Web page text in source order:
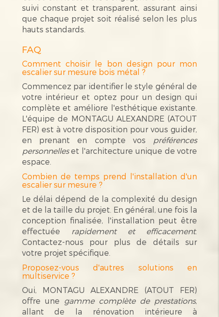
suivi constant et transparent, assurant ainsi
que chaque projet soit réalisé selon les plus
hauts standards.
FAQ
Comment choisir le bon design pour mon
escalier sur mesure bois métal ?
Commencez par identifier le style général de
votre intérieur et optez pour un design qui
complète et améliore l'esthétique existante.
L'équipe de MONTAGU ALEXANDRE (ATOUT
FER) est à votre disposition pour vous guider,
en prenant en compte vos préférences
personnelleset l'architecture unique de votre
espace.
Combien de temps prend l'installation d'un
escalier sur mesure ?
Le délai dépend de la complexité du design
et de la taille du projet. En général, une fois la
conception finalisée, l'installation peut être
effectuée
rapidement et efficacement.
Contactez-nous pour plus de détails sur
votre projet spécifique.
Proposez-vous d'autres solutions en
multiservice ?
Oui, MONTAGU ALEXANDRE (ATOUT FER)
offre une gamme complète de prestations,
allant de la rénovation intérieure à